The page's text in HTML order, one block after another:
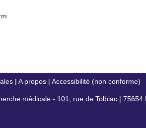
| A propos| Accessibilité (non conforme)
médicale - 101, rue de Tolbiac | 75654